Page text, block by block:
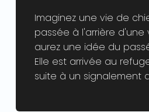
Imaginez une vie de
passée à l'arrière d'une
aurez une idée du
Elle est arrivée au
suite à un signalement